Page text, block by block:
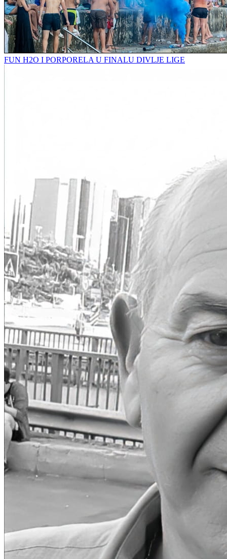
FUN H2O I PORPORELA U FINALU DIVLJE LIGE